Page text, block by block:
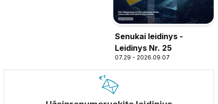
Senukai leidinys -
Leidinys Nr. 25
07.29 - 2026.09.07